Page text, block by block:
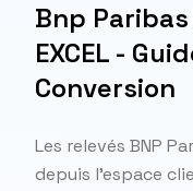
Bnp
EXCEL -
Conversion
Les relevés BNP
depuis l'espace